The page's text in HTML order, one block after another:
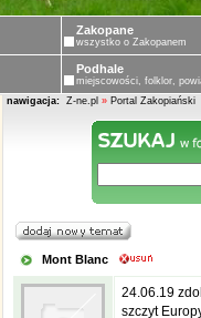
Zakopane
wszystko o Zakopanem
Podhale
miejscowości, folklor,
nawigacja: Z-ne.pl » Portal Zakopiański
Mont Blanc
24.06.19
szczyt